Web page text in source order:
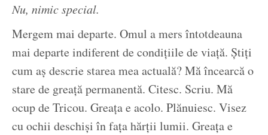
Nu, nimic special.
Mergem mai departe. Omul a mers întotdeauna
mai departe indiferent de condițiile de viață. Știți
cum aș descrie starea mea actuală? Mă încearcă o
stare de greață permanentă. Citesc. Scriu. Mă
ocup de Tricou. Greața e acolo. Plănuiesc. Visez
cu ochii deschiși în fața hărții lumii. Greața e